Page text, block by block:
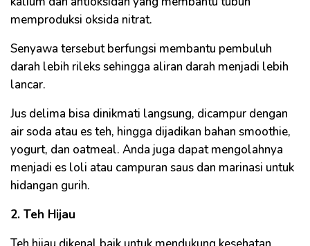
memproduksi oksida nitrat.
Senyawa tersebut berfungsi membantu pembuluh
darah lebih rileks sehingga aliran darah menjadi lebih
lancar.
Jus delima bisa dinikmati langsung, dicampur dengan
air soda atau es teh, hingga dijadikan bahan smoothie,
yogurt, dan oatmeal. Anda juga dapat mengolahnya
menjadi es loli atau campuran saus dan marinasi untuk
hidangan gurih.
2. Teh Hijau